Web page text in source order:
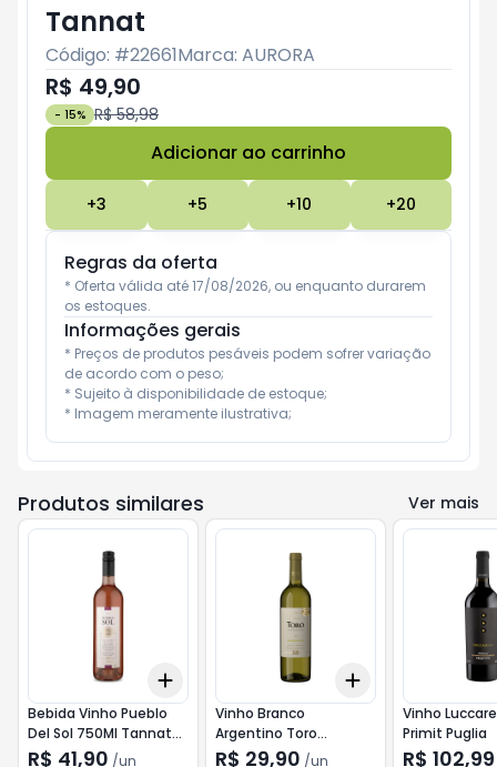
Tannat
Código: #22661Marca: AURORA
R$ 49,90
- 15% R$ 58,98
Adicionar ao carrinho
+3 +5 +10 +20
Regras da oferta
* Oferta válida até 17/08/2026, ou enquanto durarem
os estoques.
Informações gerais
* Preços de produtos pesáveis podem sofrer variação
de acordo com o peso;
* Sujeito à disponibilidade de estoque;
* Imagem meramente ilustrativa;
Produtos similares Ver mais
Add
Bebida Vinho Pueblo
Del Sol 750Ml Tannat
Rose
R$ 41,90 /un
Add
Vinho Branco
Argentino Toro
Chardonnay garrafa
R$ 29,90 /un
Vinho
Primit Puglia
R$ 102,99